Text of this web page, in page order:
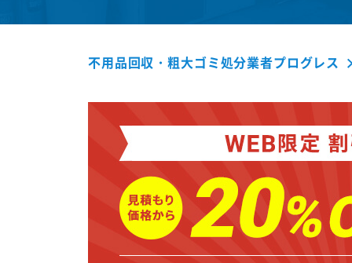
不用品回収・粗大ゴミ処分業者プログレス